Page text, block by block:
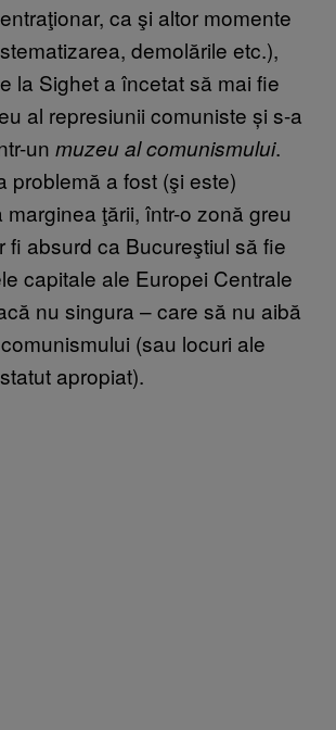
ca şi altor momente
demolările etc.),
la Sighet a încetat să mai fie
al represiunii comuniste și s-a
un muzeu al comunismului.
problemă a fost (şi este)
marginea ţării, într-o zonă greu
fi absurd ca Bucureştiul să fie
capitale ale Europei Centrale
nu singura – care să nu aibă
(sau locuri ale
apropiat).